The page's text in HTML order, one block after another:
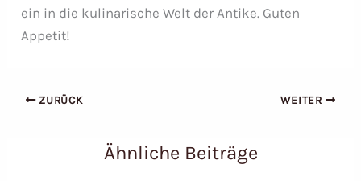
ein in die kulinarische Welt der Antike. Guten
Appetit!
ZURÜCK WEITER
Ähnliche Beiträge